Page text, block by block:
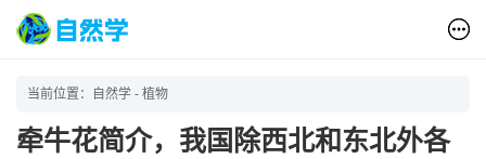
当前位置： 自然学 - 植物
牵牛花简介，我国除西北和东北外各